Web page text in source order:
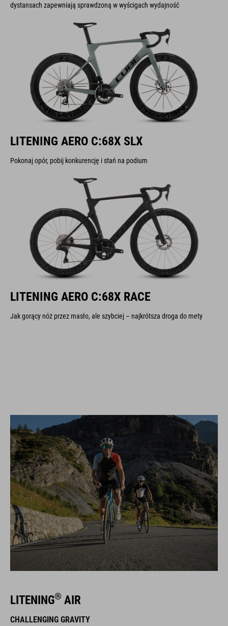
dystansach zapewniają sprawdzoną w wyścigach wydajność
LITENING AERO C:68X SLX
Pokonaj opór, pobij konkurencję i stań na podium
LITENING AERO C:68X RACE
Jak gorący nóż przez masło, ale szybciej – najkrótsza droga do mety
LITENING® AIR
CHALLENGING GRAVITY